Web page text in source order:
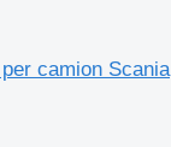
camion Scania